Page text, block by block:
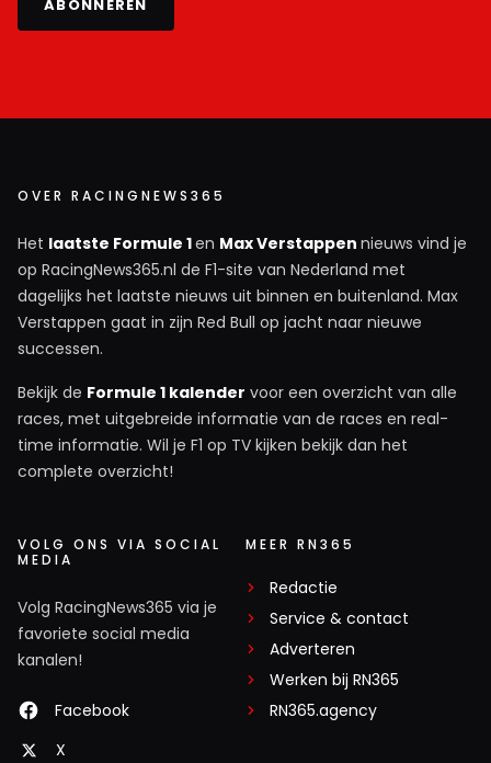
ABONNEREN
OVER RACINGNEWS365
Het laatste Formule 1en Max Verstappen nieuws vind je
op RacingNews365.nl de F1-site van Nederland met
dagelijks het laatste nieuws uit binnen en buitenland. Max
Verstappen gaat in zijn Red Bull op jacht naar nieuwe
successen.
Bekijk de Formule 1 kalender voor een overzicht van alle
races, met uitgebreide informatie van de races en real-
time informatie. Wil je F1 op TV kijken bekijk dan het
complete overzicht!
VOLG ONS VIA SOCIAL
MEDIA
Volg RacingNews365 via je
favoriete social media
kanalen!
Facebook
X
MEER RN365
Redactie
Service & contact
Adverteren
Werken bij RN365
RN365.agency